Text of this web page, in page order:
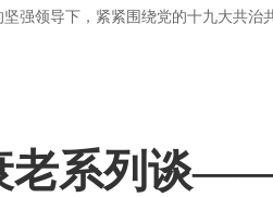
强领导下，紧紧围绕党的十九大共
老系列谈